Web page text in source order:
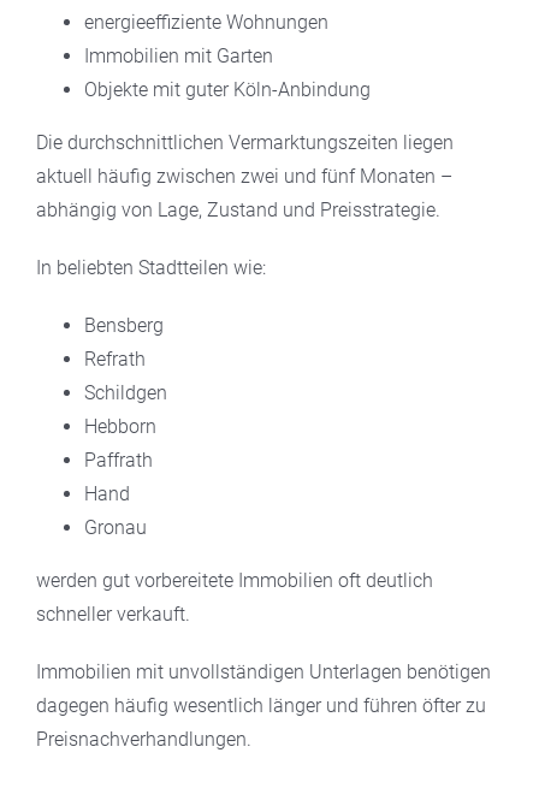
energieeffiziente Wohnungen
Immobilien mit Garten
Objekte mit guter Köln-Anbindung
Die durchschnittlichen Vermarktungszeiten liegen
aktuell häufig zwischen zwei und fünf Monaten –
abhängig von Lage, Zustand und Preisstrategie.
In beliebten Stadtteilen wie:
Bensberg
Refrath
Schildgen
Hebborn
Paffrath
Hand
Gronau
werden gut vorbereitete Immobilien oft deutlich
schneller verkauft.
Immobilien mit unvollständigen Unterlagen benötigen
dagegen häufig wesentlich länger und führen öfter zu
Preisnachverhandlungen.